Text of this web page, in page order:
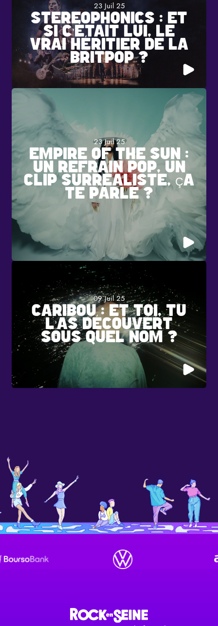
23 Juil 25
STEREOPHONICS : ET
SI C’ÉTAIT LUI, LE
VRAI HÉRITIER DE LA
BRITPOP ?
23 Juil 25
EMPIRE OF THE SUN :
UN REFRAIN POP, UN
CLIP SURRÉALISTE, ÇA
TE PARLE ?
09 Juil 25
CARIBOU : ET TOI, TU
L’AS DÉCOUVERT
SOUS QUEL NOM ?